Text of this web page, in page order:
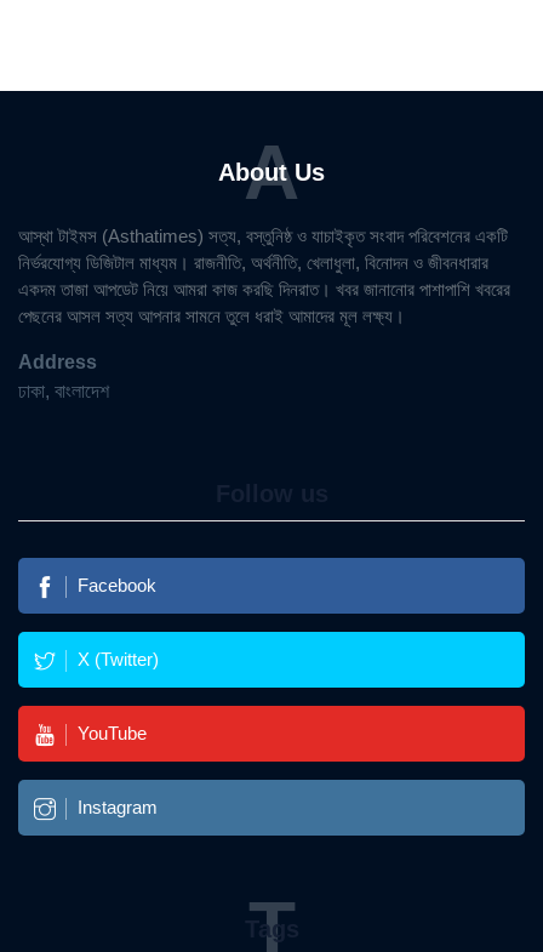
About Us
A
আস্থা টাইমস (Asthatimes) সত্য, বস্তুনিষ্ঠ ও যাচাইকৃত সংবাদ পরিবেশনের একটি
নির্ভরযোগ্য ডিজিটাল মাধ্যম। রাজনীতি, অর্থনীতি, খেলাধুলা, বিনোদন ও জীবনধারার
একদম তাজা আপডেট নিয়ে আমরা কাজ করছি দিনরাত। খবর জানানোর পাশাপাশি খবরের
পেছনের আসল সত্য আপনার সামনে তুলে ধরাই আমাদের মূল লক্ষ্য।
Address
ঢাকা, বাংলাদেশ
Facebook
X (Twitter)
YouTube
Instagram
Tags
T